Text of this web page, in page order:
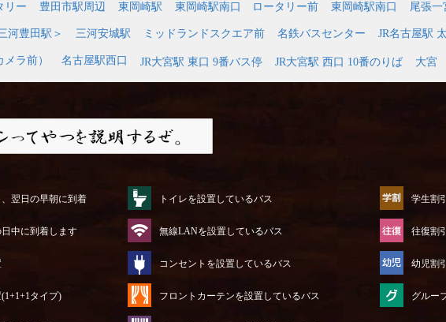
リー 豊田市駅周辺 東岡崎駅 東岡崎駅南口 ロータリー前 東岡崎駅南口 尾張一
河豊田駅＞ 三河安城駅 ミッドランドスクエア前 名鉄バスセンター JR名古屋駅
ラ前） 名古屋駅西口 JR大宮駅 東口 9番バス停 JR大宮駅 西口 10番のりば 大宮
翌日の早朝に到着
中に到着します
タイプ)
トイレを設置しているバス
無線LANを設置しているバス
コンセントを設置しているバス
フロントカーテンを設置しているバス
学生割
往復割
幼児割
グルー